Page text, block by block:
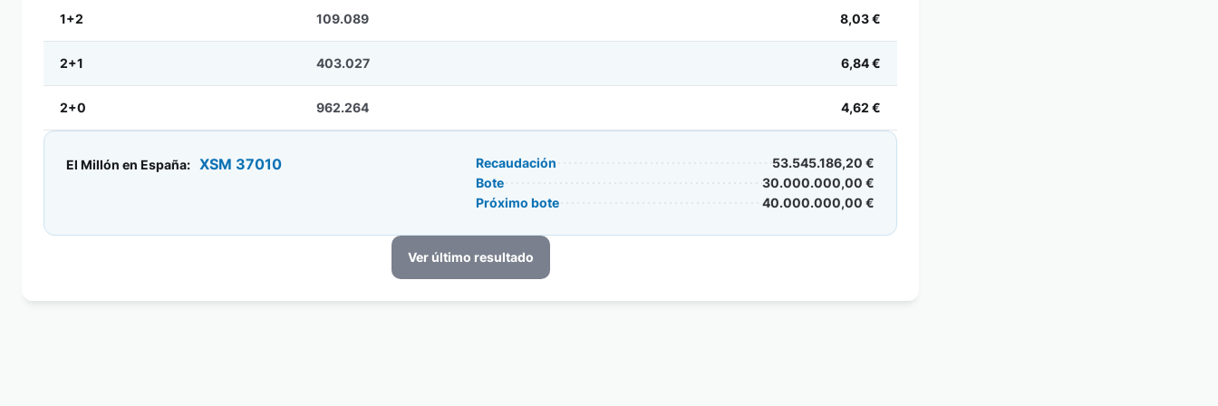
1+2 109.089 8,03 €
2+1 403.027 6,84 €
2+0 962.264 4,62 €
El Millón en España: XSM 37010 Recaudación
53.545.186,20 €
Bote
30.000.000,00 €
Próximo bote
40.000.000,00 €
Ver último resultado